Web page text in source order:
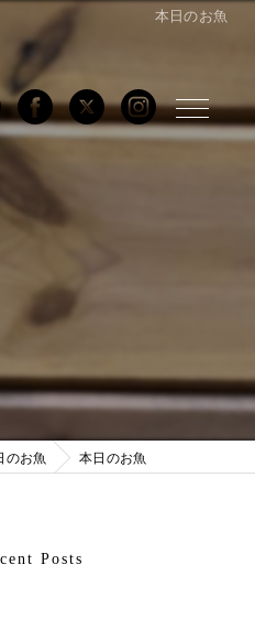
本日のお魚
のお魚 本日のお魚
Posts